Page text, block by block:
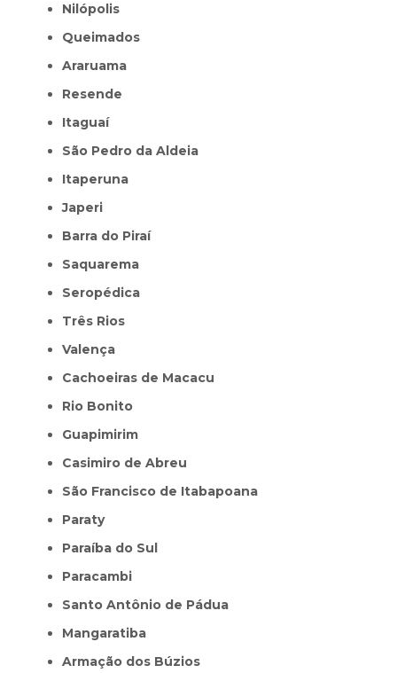
Nilópolis
Queimados
Araruama
Resende
Itaguaí
São Pedro da Aldeia
Itaperuna
Japeri
Barra do Piraí
Saquarema
Seropédica
Três Rios
Valença
Cachoeiras de Macacu
Rio Bonito
Guapimirim
Casimiro de Abreu
São Francisco de Itabapoana
Paraty
Paraíba do Sul
Paracambi
Santo Antônio de Pádua
Mangaratiba
Armação dos Búzios